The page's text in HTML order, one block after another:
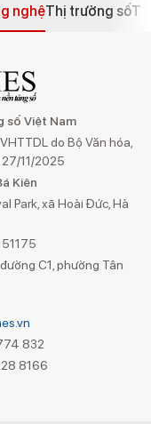
nghệThị trường số
số Việt Nam
do Bộ Văn hóa,
11/2025
Kiên
Park, xã Hoài Đức, Hà
C1, phường Tân
832
8166